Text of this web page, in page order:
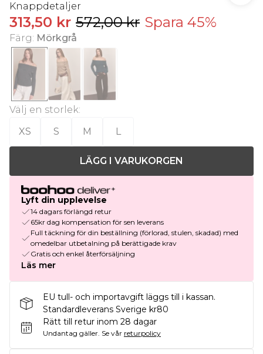
Knappdetaljer
313,50 kr 572,00 kr Spara 45%
Färg: Mörkgrå
Välj en storlek:
XS
S M L
LÄGG I VARUKORGEN
Lyft din upplevelse
14 dagars förlängd retur
65kr dag kompensation för sen leverans
Full täckning för din beställning (förlorad, stulen, skadad) med
omedelbar utbetalning på berättigade krav
Gratis och enkel återförsäljning
Läs mer
EU tull- och importavgift läggs till i kassan.
Standardleverans Sverige kr80
Rätt till retur inom 28 dagar
Undantag gäller. Se vår returpolicy